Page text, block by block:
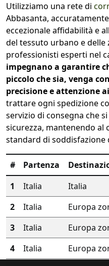
Utilizziamo una rete di
Abbasanta,
eccezionale affidabilità e
del tessuto urbano e
professionisti esperti nel
impegnano a garantire
piccolo che sia, venga
precisione e attenzione
trattare ogni spedizione
servizio di consegna che
sicurezza, mantenendo al
standard di soddisfazione
# Partenza
1
Italia Italia
2
Italia Europa
3
Italia Europa
4
Italia Europa